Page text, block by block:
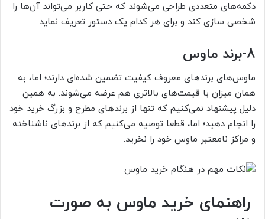
دکمه‌های متعددی طراحی می‌شوند که حتی کاربر می‌تواند آن‌ها را
شخصی سازی کند و برای هر کدام یک دستور تعریف نماید.
8- برند ماوس
ماوس‌های برندهای معروف کیفیت تضمین شده‌ای دارند؛ اما، به
همان میزان با قیمت‌های بالاتری هم عرضه می‌شوند. به همین
دلیل پیشنهاد نمی‌کنیم که تنها از برندهای مطرح و بزرگ خرید خود
را انجام دهید؛ اما، قطعا توصیه می‌کنیم که از برندهای ناشناخته
و مراکز نامعتبر ماوس خود را نخرید.
راهنمای خرید ماوس به صورت